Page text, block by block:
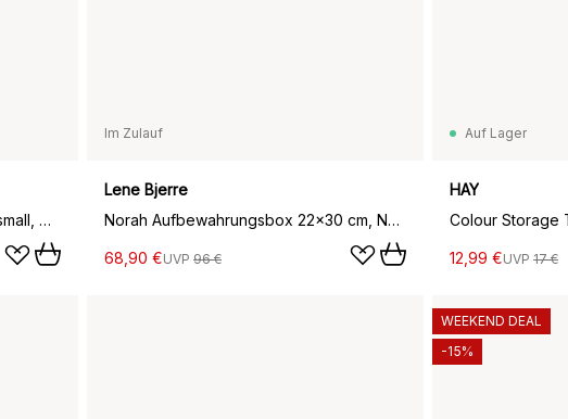
Tin Container Verwahrungsdose small, Green-off white
Im Zulauf
Lene Bjerre
Norah Aufbewahrungsbox 22x30 cm, Nature
68,90 €UVP 96 €
Auf Lager
HAY
12,99 €UVP 17 €
WEEKEND DEAL
-15%